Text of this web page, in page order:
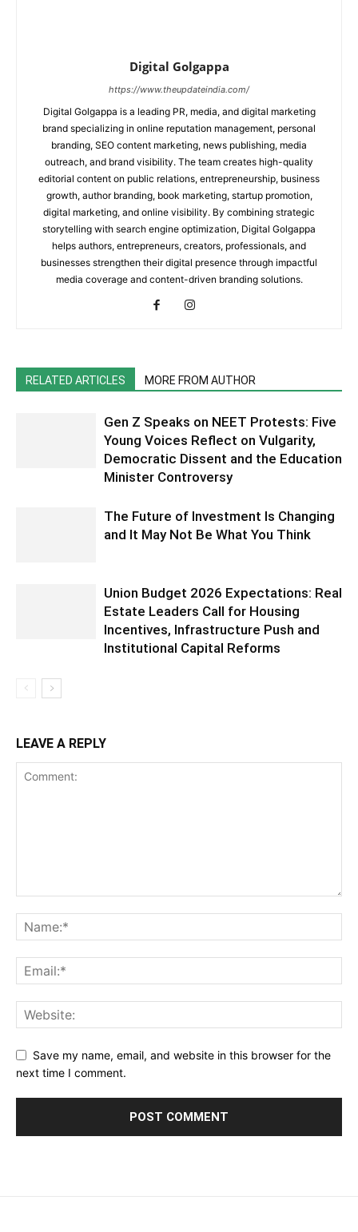
Digital Golgappa
https://www.theupdateindia.com/
Digital Golgappa is a leading PR, media, and digital marketing
brand specializing in online reputation management, personal
branding, SEO content marketing, news publishing, media
outreach, and brand visibility. The team creates high-quality
editorial content on public relations, entrepreneurship, business
growth, author branding, book marketing, startup promotion,
digital marketing, and online visibility. By combining strategic
storytelling with search engine optimization, Digital Golgappa
helps authors, entrepreneurs, creators, professionals, and
businesses strengthen their digital presence through impactful
media coverage and content-driven branding solutions.
RELATED ARTICLES MORE FROM AUTHOR
Gen Z Speaks on NEET Protests: Five
Young Voices Reflect on Vulgarity,
Democratic Dissent and the Education
Minister Controversy
The Future of Investment Is Changing
and It May Not Be What You Think
Union Budget 2026 Expectations: Real
Estate Leaders Call for Housing
Incentives, Infrastructure Push and
Institutional Capital Reforms
LEAVE A REPLY
Save my name, email, and website in this browser for the
next time I comment.